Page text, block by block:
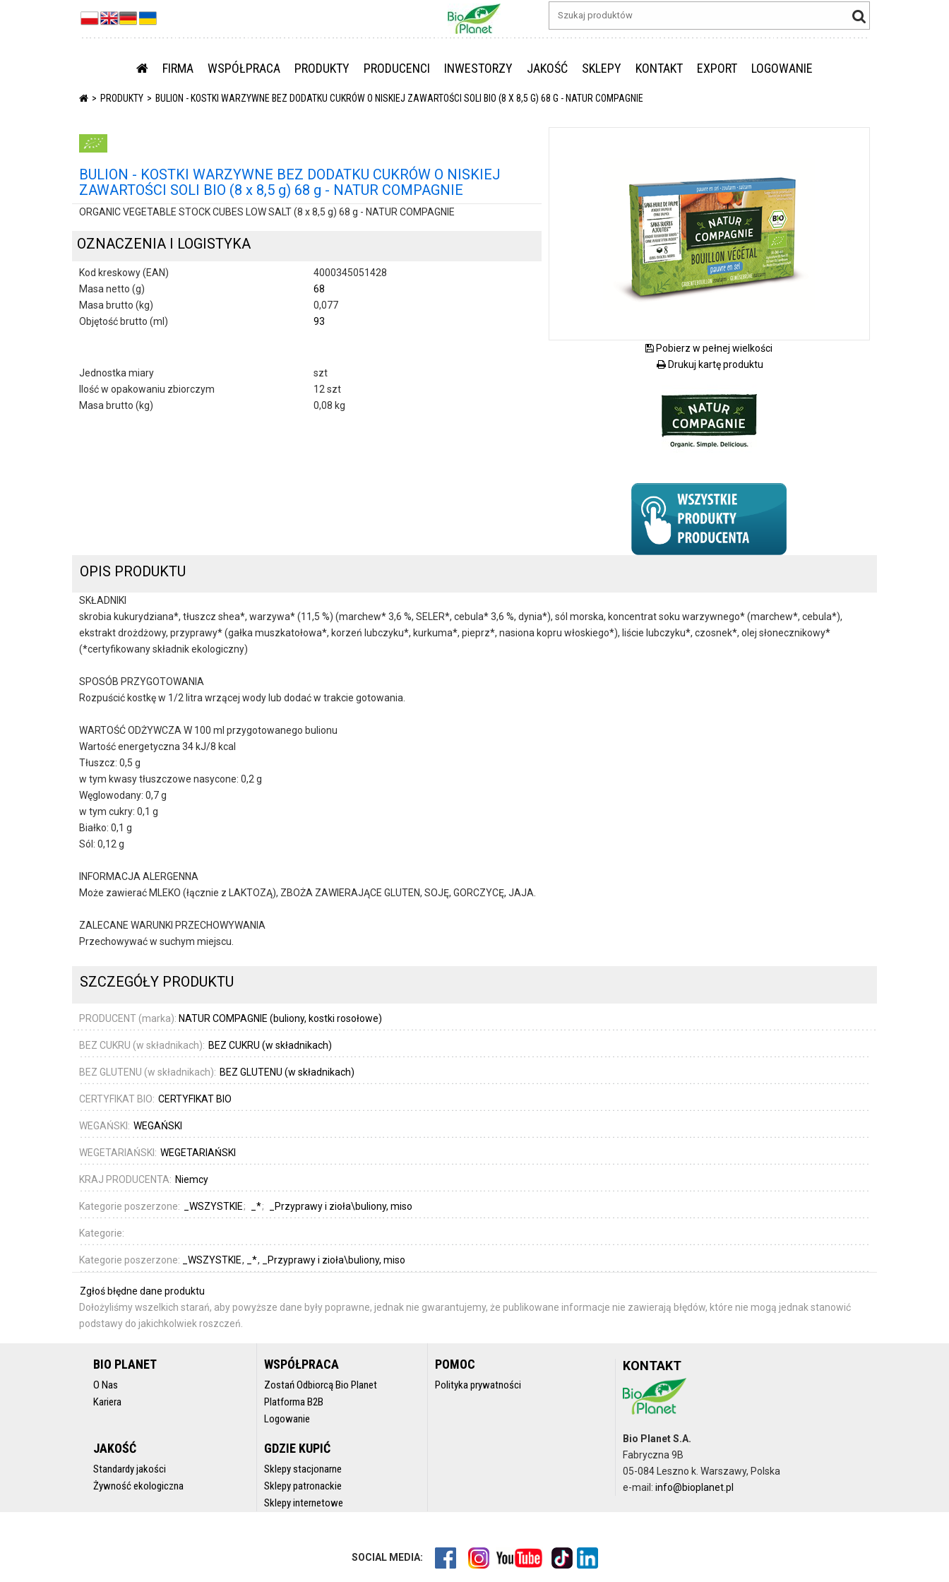
FIRMA WSPÓŁPRACA PRODUKTY PRODUCENCI INWESTORZY JAKOŚĆ SKLEPY KONTAKT EXPORT LOGOWANIE
PRODUKTY BULION - KOSTKI WARZYWNE BEZ DODATKU CUKRÓW O NISKIEJ ZAWARTOŚCI SOLI BIO (8 X 8,5 G) 68 G - NATUR COMPAGNIE
BULION - KOSTKI WARZYWNE BEZ DODATKU CUKRÓW O NISKIEJ
ZAWARTOŚCI SOLI BIO (8 x 8,5 g) 68 g - NATUR COMPAGNIE
ORGANIC VEGETABLE STOCK CUBES LOW SALT (8 x 8,5 g) 68 g - NATUR COMPAGNIE
OZNACZENIA I LOGISTYKA
Kod kreskowy (EAN)
4000345051428
Masa netto (g)
68
Masa brutto (kg)
0,077
Objętość brutto (ml)
93
Jednostka miary
szt
Ilość w opakowaniu zbiorczym
12 szt
Masa brutto (kg)
0,08 kg
Pobierz w pełnej wielkości
Drukuj kartę produktu
OPIS PRODUKTU
SKŁADNIKI
skrobia kukurydziana*, tłuszcz shea*, warzywa* (11,5 %) (marchew* 3,6 %, SELER*, cebula* 3,6 %, dynia*), sól morska, koncentrat soku warzywnego* (marchew*, cebula*),
ekstrakt drożdżowy, przyprawy* (gałka muszkatołowa*, korzeń lubczyku*, kurkuma*, pieprz*, nasiona kopru włoskiego*), liście lubczyku*, czosnek*, olej słonecznikowy*
(*certyfikowany składnik ekologiczny)
SPOSÓB PRZYGOTOWANIA
Rozpuścić kostkę w 1/2 litra wrzącej wody lub dodać w trakcie gotowania.
WARTOŚĆ ODŻYWCZA W 100 ml przygotowanego bulionu
Wartość energetyczna 34 kJ/8 kcal
Tłuszcz: 0,5 g
w tym kwasy tłuszczowe nasycone: 0,2 g
Węglowodany: 0,7 g
w tym cukry: 0,1 g
Białko: 0,1 g
Sól: 0,12 g
INFORMACJA ALERGENNA
Może zawierać MLEKO (łącznie z LAKTOZĄ), ZBOŻA ZAWIERAJĄCE GLUTEN, SOJĘ, GORCZYCĘ, JAJA.
ZALECANE WARUNKI PRZECHOWYWANIA
Przechowywać w suchym miejscu.
SZCZEGÓŁY PRODUKTU
PRODUCENT (marka): NATUR COMPAGNIE (buliony, kostki rosołowe)
BEZ CUKRU (w składnikach): BEZ CUKRU (w składnikach)
BEZ GLUTENU (w składnikach): BEZ GLUTENU (w składnikach)
CERTYFIKAT BIO: CERTYFIKAT BIO
WEGAŃSKI: WEGAŃSKI
WEGETARIAŃSKI: WEGETARIAŃSKI
KRAJ PRODUCENTA: Niemcy
Kategorie poszerzone: _WSZYSTKIE _* _Przyprawy i zioła\buliony, miso
Kategorie:
Kategorie poszerzone: _WSZYSTKIE _* _Przyprawy i zioła\buliony, miso
Zgłoś błędne dane produktu
Dołożyliśmy wszelkich starań, aby powyższe dane były poprawne, jednak nie gwarantujemy, że publikowane informacje nie zawierają błędów, które nie mogą jednak stanowić
podstawy do jakichkolwiek roszczeń.
BIO PLANET
O Nas
Kariera
WSPÓŁPRACA
Zostań Odbiorcą Bio Planet
Platforma B2B
Logowanie
POMOC
Polityka prywatności
JAKOŚĆ
Standardy jakości
Żywność ekologiczna
GDZIE KUPIĆ
Sklepy stacjonarne
Sklepy patronackie
Sklepy internetowe
KONTAKT
Bio Planet S.A.
Fabryczna 9B
05-084 Leszno k. Warszawy, Polska
e-mail:info@bioplanet.pl
SOCIAL MEDIA: